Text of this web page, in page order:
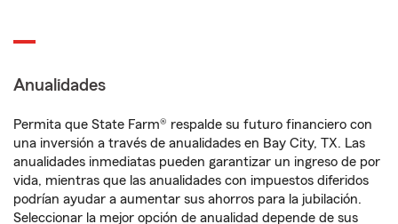
Anualidades
Permita que State Farm® respalde su futuro financiero con
una inversión a través de anualidades en Bay City, TX. Las
anualidades inmediatas pueden garantizar un ingreso de por
vida, mientras que las anualidades con impuestos diferidos
podrían ayudar a aumentar sus ahorros para la jubilación.
Seleccionar la mejor opción de anualidad depende de sus